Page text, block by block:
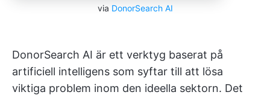
via DonorSearch AI
DonorSearch AI är ett verktyg baserat på
artificiell intelligens som syftar till att lösa
viktiga problem inom den ideella sektorn. Det